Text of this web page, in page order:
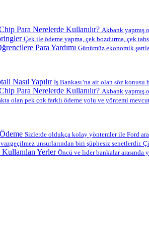
Para Nerelerde Kullanılır? Akbank yapmış
Çek ile ödeme yapma, çek bozdurma, çek
Para Yardımı Günümüz ekonomik
Nasıl Yapılır İş Bankası’na ait olan söz konusu
Para Nerelerde Kullanılır? Akbank yapmış
olan pek çok farklı ödeme yolu ve yöntemi mevcut
Sizlerde oldukça kolay yöntemler ile Ford
unsurlarından biri şüphesiz senetlerdir.
Yerler Öncü ve lider bankalar arasında